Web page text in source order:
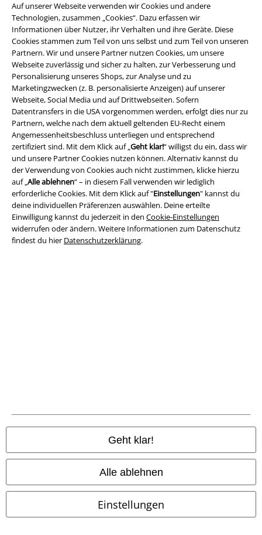
Auf unserer Webseite verwenden wir Cookies und andere
Technologien, zusammen „Cookies“. Dazu erfassen wir
Informationen über Nutzer, ihr Verhalten und ihre Geräte. Diese
Cookies stammen zum Teil von uns selbst und zum Teil von unseren
Partnern. Wir und unsere Partner nutzen Cookies, um unsere
Webseite zuverlässig und sicher zu halten, zur Verbesserung und
Personalisierung unseres Shops, zur Analyse und zu
Marketingzwecken (z. B. personalisierte Anzeigen) auf unserer
Webseite, Social Media und auf Drittwebseiten. Sofern
Datentransfers in die USA vorgenommen werden, erfolgt dies nur zu
Partnern, welche nach dem aktuell geltenden EU-Recht einem
Angemessenheitsbeschluss unterliegen und entsprechend
zertifiziert sind. Mit dem Klick auf „Geht klar!“ willigst du ein, dass wir
und unsere Partner Cookies nutzen können. Alternativ kannst du
der Verwendung von Cookies auch nicht zustimmen, klicke hierzu
auf „Alle ablehnen“ – in diesem Fall verwenden wir lediglich
erforderliche Cookies. Mit dem Klick auf "Einstellungen" kannst du
deine individuellen Präferenzen auswählen. Deine erteilte
Einwilligung kannst du jederzeit in den Cookie-Einstellungen
widerrufen oder ändern. Weitere Informationen zum Datenschutz
findest du hier Datenschutzerklärung.
Geht klar!
Alle ablehnen
Einstellungen
Abnehmbare Teile
Stickerei
UVP69,99 €
59,99 €
Occult Horror
Black Blood by
Gothicana
Trainingshose
-27%
Abnehmbare Teile
UVP69,99 €
50,99 €
Grace - with Chains and Lacing
Gothicana by EMP